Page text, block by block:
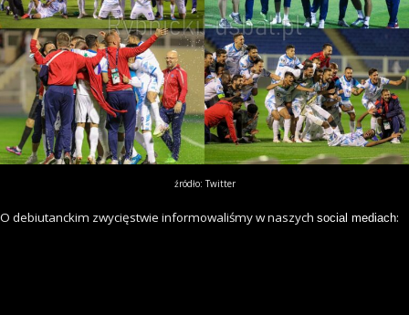
źródło: Twitter
O debiutanckim zwycięstwie informowaliśmy w naszych social mediach: